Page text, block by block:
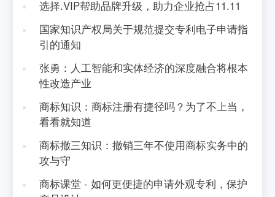
选择.VIP帮助品牌升级，助力企业抢占11.11
国家知识产权局关于规范提交专利电子申请指
引的通知
张勇：人工智能和实体经济的深度融合将根本
性改造产业
商标知识：商标注册有捷径吗？为了不上当，
看看就知道
商标撤三知识：撤销三年不使用商标实务中的
攻与守
商标课堂 - 如何更便捷的申请外观专利，保护